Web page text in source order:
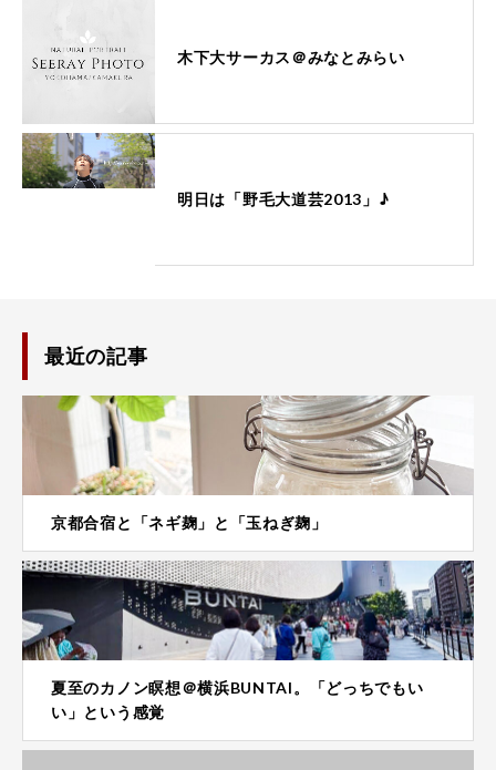
木下大サーカス＠みなとみらい
明日は「野毛大道芸2013」♪
最近の記事
京都合宿と「ネギ麹」と「玉ねぎ麹」
夏至のカノン瞑想＠横浜BUNTAI。「どっちでもい
い」という感覚